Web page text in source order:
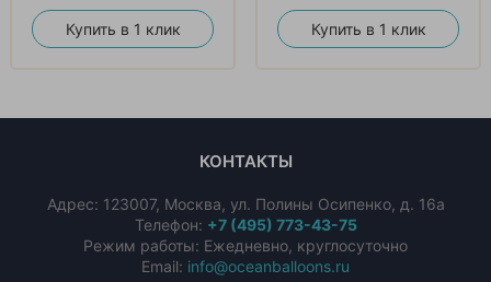
Купить в 1 клик Купить в 1 клик
КОНТАКТЫ
Адрес: 123007, Москва, ул. Полины Осипенко, д. 16а
Телефон: +7 (495) 773-43-75
Режим работы: Ежедневно, круглосуточно
Email: info@oceanballoons.ru